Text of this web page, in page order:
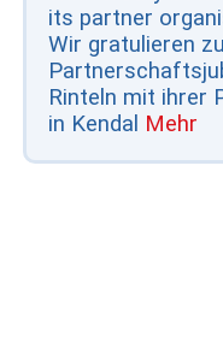
its partner
Wir gratulieren
Rinteln mit ihrer
in Kendal Mehr